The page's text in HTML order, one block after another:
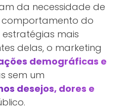
da necessidade de
do
mais
delas, o marketing
demográficas e
sem um
desejos, dores e